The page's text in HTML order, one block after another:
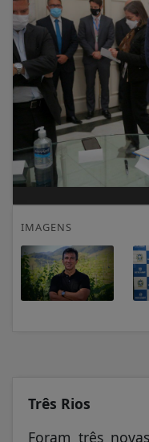
IMAGENS
Três Rios
Foram três